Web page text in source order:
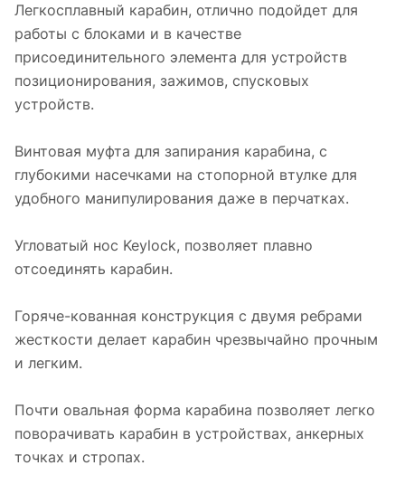
Легкосплавный карабин, отлично подойдет для
работы с блоками и в качестве
присоединительного элемента для устройств
позиционирования, зажимов, спусковых
устройств.
Винтовая муфта для запирания карабина, с
глубокими насечками на стопорной втулке для
удобного манипулирования даже в перчатках.
Угловатый нос Keylock, позволяет плавно
отсоединять карабин.
Горяче-кованная конструкция с двумя ребрами
жесткости делает карабин чрезвычайно прочным
и легким.
Почти овальная форма карабина позволяет легко
поворачивать карабин в устройствах, анкерных
точках и стропах.